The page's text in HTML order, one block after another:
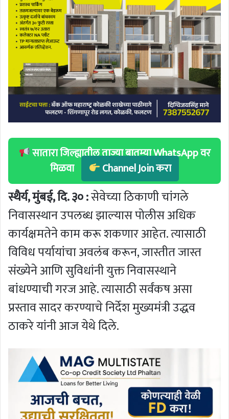
सातारा जिल्ह्यातील ताज्या बातम्या WhatsApp वर
मिळवा
Channel Join करा
स्थैर्य, मुंबई, दि. ३० :सेवेच्या ठिकाणी चांगले
निवासस्थान उपलब्ध झाल्यास पोलीस अधिक
कार्यक्षमतेने काम करू शकणार आहेत. त्यासाठी
विविध पर्यायांचा अवलंब करून, जास्तीत जास्त
संख्येने आणि सुविधांनी युक्त निवासस्थाने
बांधण्याची गरज आहे. त्यासाठी सर्वंकष असा
प्रस्ताव सादर करण्याचे निर्देश मुख्यमंत्री उद्धव
ठाकरे यांनी आज येथे दिले.